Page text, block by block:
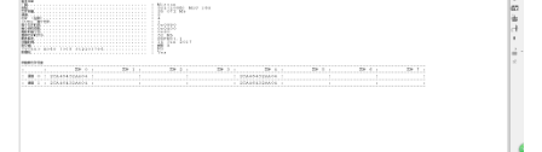
短
视